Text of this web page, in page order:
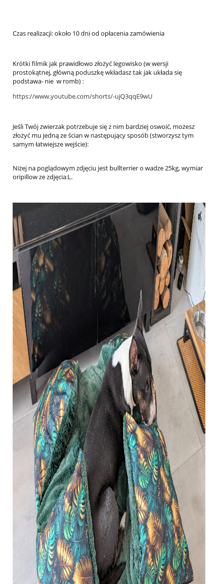
Czas realizacji: około 10 dni od opłacenia zamówienia
Krótki filmik jak prawidłowo złożyć legowisko (w wersji
prostokątnej, główną poduszkę wkładasz tak jak układa się
podstawa- nie w romb) :
https://www.youtube.com/shorts/-ujQ3qqE9wU
Jeśli Twój zwierzak potrzebuje się z nim bardziej oswoić, możesz
złożyć mu jedną ze ścian w następujący sposób (stworzysz tym
samym łatwiejsze wejście):
Niżej na poglądowym zdjęciu jest bullterrier o wadze 25kg, wymiar
oripillow ze zdjęcia:L.